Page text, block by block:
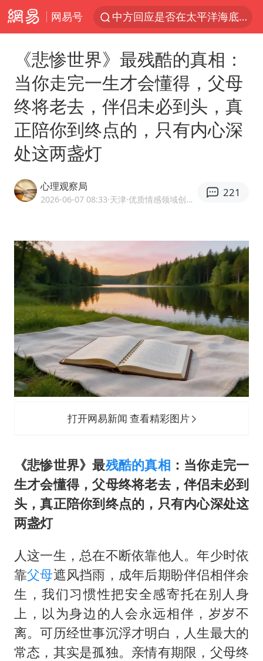
网易号
中方回应是否在太平洋海底开采稀土
吉林一“温度计大楼”读数爆表
台风白海豚影响中国已成定局
我国编制完成新版全月地质图
郑国霖回应去景区上班被保安拦下
首次证实！“胶球”存在
80后女柜员逆袭成4200亿银行副行长
感觉全东北都在等7号
东方甄选被判赔偿江小白30万元
奋进开新局 实干挑大梁
《悲惨世界》最残酷的真相：
当你走完一生才会懂得，父母
终将老去，伴侣未必到头，真
正陪你到终点的，只有内心深
处这两盏灯
心理观察局
2026-06-07 08:33·天津 ·优质情感领域创作者
221
打开网易新闻 查看精彩图片
《悲惨世界》最残酷的真相 ：当你走完一
生才会懂得，父母终将老去，伴侣未必到
头，真正陪你到终点的，只有内心深处这
两盏灯
人这一生，总在不断依靠他人。年少时依
靠父母遮风挡雨，成年后期盼伴侣相伴余
生，我们习惯性把安全感寄托在别人身
上，以为身边的人会永远相伴，岁岁不
离。可历经世事沉浮才明白，人生最大的
常态，其实是孤独。亲情有期限，父母终